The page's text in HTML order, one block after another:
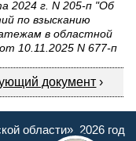
2024 г. N 205-п "Об
по взысканию
в областной
10.11.2025 N 677-п
документ ›
области», 2026 год